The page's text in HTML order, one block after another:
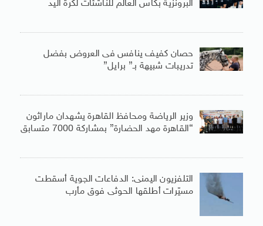
البرونزية بكأس العالم للناشئات لكرة اليد
حصان كفيف ينافس فى العروض بفضل
تدريبات شبيهة بـ” برايل”
وزير الرياضة ومحافظ القاهرة يشهدان ماراثون
“القاهرة مهد الحضارة” بمشاركة 7000 متسابق
التلفزيون اليمنى: الدفاعات الجوية أسقطت
مسيّرات أطلقها الحوثى فوق مأرب